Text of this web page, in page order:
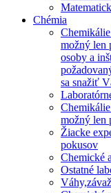
Chémia
možný len
osoby a
sa snažiť
možný len
Žiacke
pokusov
Chemické
Ostatné